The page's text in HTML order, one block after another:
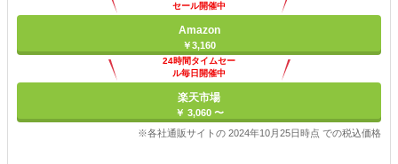
セール開催中
Amazon
￥3,160
24時間タイムセー
ル毎日開催中
楽天市場
￥ 3,060 〜
※各社通販サイトの 2024年10月25日時点 での税込価格